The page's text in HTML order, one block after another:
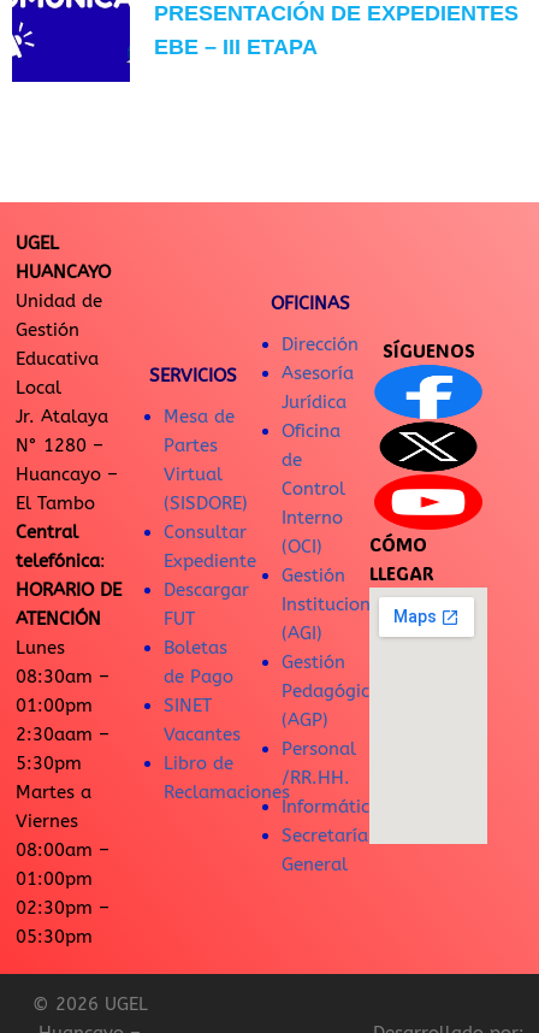
PRESENTACIÓN DE EXPEDIENTES
EBE – III ETAPA
UGEL
HUANCAYO
Unidad de
Gestión
Educativa
Local
Jr. Atalaya
N° 1280 –
Huancayo –
El Tambo
Central
telefónica:
HORARIO DE
ATENCIÓN
Lunes
08:30am –
01:00pm
2:30aam –
5:30pm
Martes a
Viernes
08:00am –
01:00pm
02:30pm –
05:30pm
SERVICIOS
Mesa de
Partes
Virtual
(SISDORE)
Consultar
Expediente
Descargar
FUT
Boletas
de Pago
SINET
Vacantes
Libro de
Reclamaciones
OFICINAS
Dirección
Asesoría
Jurídica
Oficina
de
Control
Interno
(OCI)
Gestión
Institucional
(AGI)
Gestión
Pedagógica
(AGP)
Personal
/RR.HH.
Informática
Secretaría
General
SÍGUENOS
CÓMO
LLEGAR
© 2026 UGEL